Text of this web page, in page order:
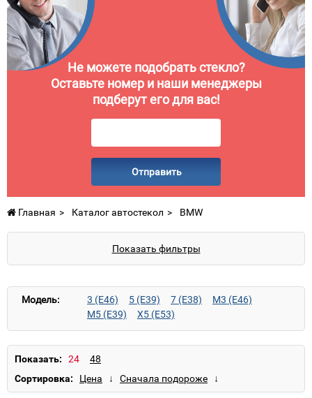
Не можете подобрать стекло?
Оставьте номер и наши менеджеры
подберут его для вас!
Отправить
Главная Каталог автостекол BMW
Показать фильтры
Модель: 3 (E46) 5 (E39) 7 (E38)
M3 (E46)
M5 (E39)
X5 (E53)
Показать:
Сортировка: